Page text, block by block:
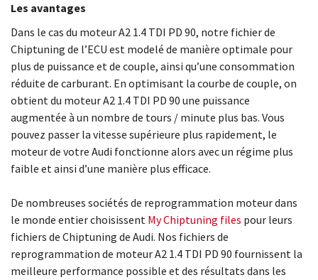
Les avantages
Dans le cas du moteur A2 1.4 TDI PD 90, notre fichier de
Chiptuning de l’ECU est modelé de manière optimale pour
plus de puissance et de couple, ainsi qu’une consommation
réduite de carburant. En optimisant la courbe de couple, on
obtient du moteur A2 1.4 TDI PD 90 une puissance
augmentée à un nombre de tours / minute plus bas. Vous
pouvez passer la vitesse supérieure plus rapidement, le
moteur de votre Audi fonctionne alors avec un régime plus
faible et ainsi d’une manière plus efficace.
De nombreuses sociétés de reprogrammation moteur dans
le monde entier choisissent My Chiptuning files pour leurs
fichiers de Chiptuning de Audi. Nos fichiers de
reprogrammation de moteur A2 1.4 TDI PD 90 fournissent la
meilleure performance possible et des résultats dans les